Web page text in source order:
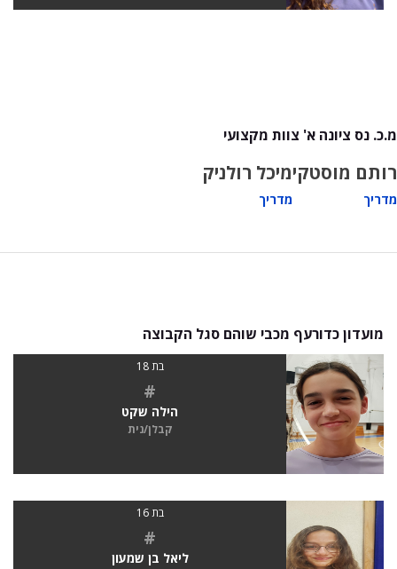
מ.כ. נס ציונה א' צוות מקצועי
רותם מוסטקי
מדריך
מיכל רולניק
מדריך
מועדון כדורעף מכבי שוהם סגל הקבוצה
בת 18
#
הילה שקט
קבלן/נית
בת 16
#
ליאל בן שמעון